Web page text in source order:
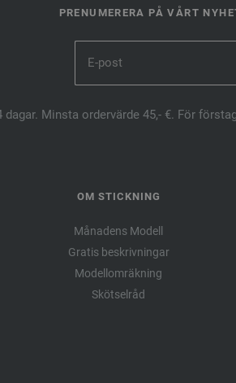
PRENUMERERA PÅ VÅRT
dagar. Minsta ordervärde 45,- €. För
OM STICKNING
Månadens Modell
Gratis beskrivningar
Modellomräkning
Skötselråd